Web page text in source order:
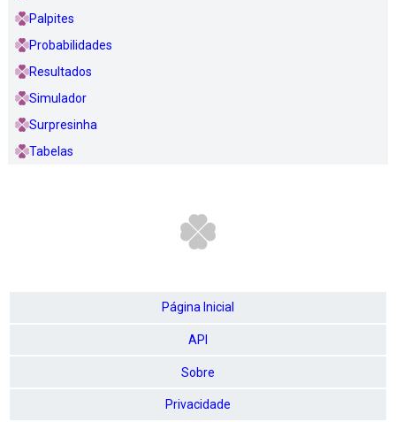
Palpites
Probabilidades
Resultados
Simulador
Surpresinha
Tabelas
Página Inicial
API
Sobre
Privacidade